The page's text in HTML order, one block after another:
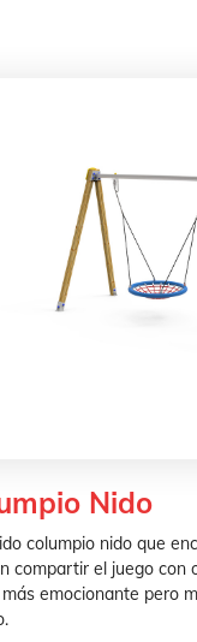
Nido
columpio nido que
compartir el juego con
emocionante pero